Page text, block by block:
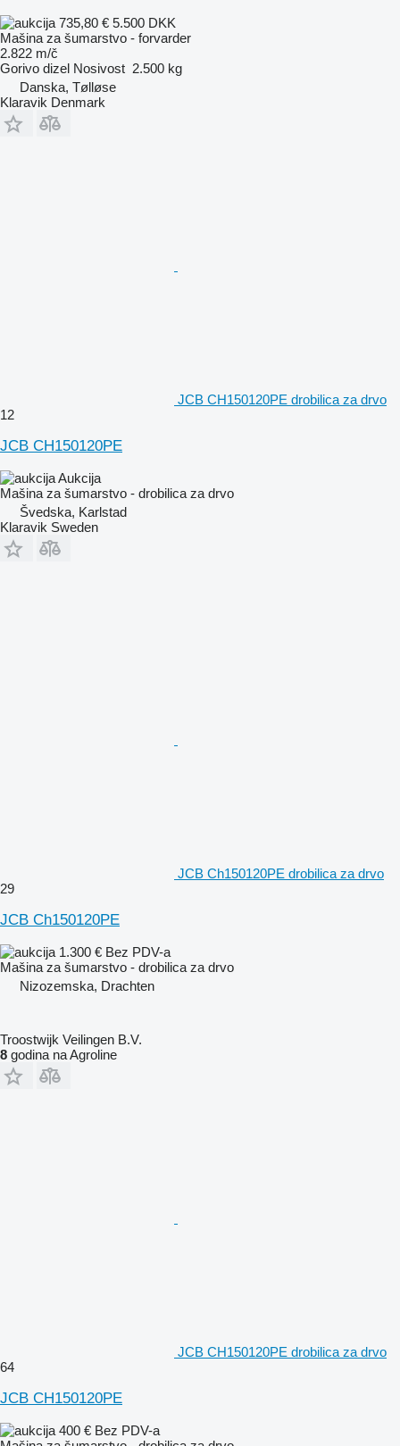
735,80 € 5.500 DKK
Mašina za šumarstvo - forvarder
2.822 m/č
Gorivo dizel Nosivost 2.500 kg
Danska, Tølløse
Klaravik Denmark
JCB CH150120PE drobilica za drvo
12
JCB CH150120PE
Aukcija
Mašina za šumarstvo - drobilica za drvo
Švedska, Karlstad
Klaravik Sweden
JCB Ch150120PE drobilica za drvo
29
JCB Ch150120PE
1.300 € Bez PDV-a
Mašina za šumarstvo - drobilica za drvo
Nizozemska, Drachten
Troostwijk Veilingen B.V.
8 godina na Agroline
JCB CH150120PE drobilica za drvo
64
JCB CH150120PE
400 € Bez PDV-a